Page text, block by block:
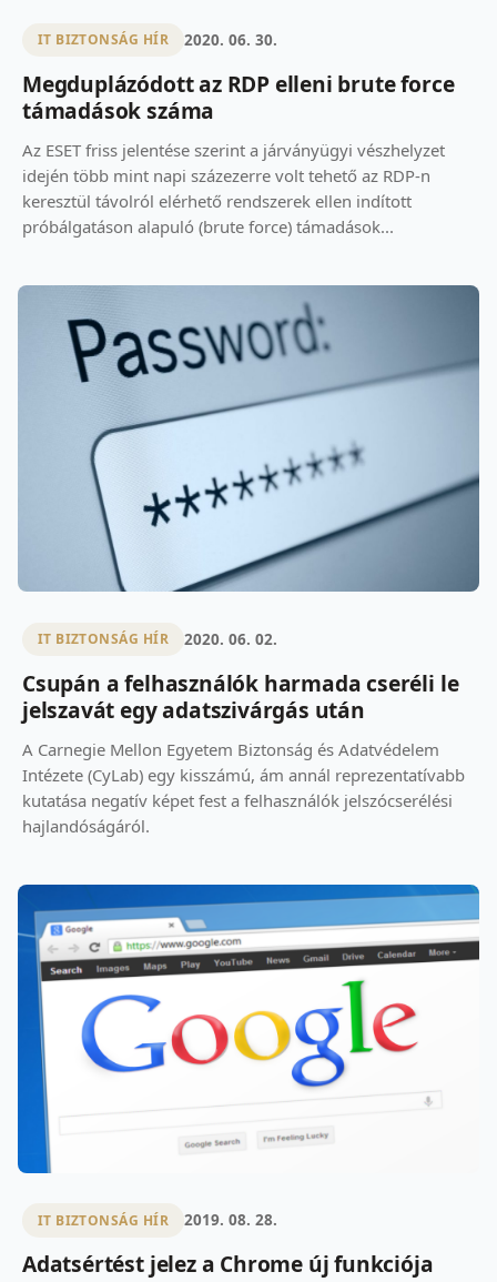
IT BIZTONSÁG HÍR 2020. 06. 30.
Megduplázódott az RDP elleni brute force
támadások száma
Az ESET friss jelentése szerint a járványügyi vészhelyzet
idején több mint napi százezerre volt tehető az RDP-n
keresztül távolról elérhető rendszerek ellen indított
próbálgatáson alapuló (brute force) támadások...
IT BIZTONSÁG HÍR 2020. 06. 02.
Csupán a felhasználók harmada cseréli le
jelszavát egy adatszivárgás után
A Carnegie Mellon Egyetem Biztonság és Adatvédelem
Intézete (CyLab) egy kisszámú, ám annál reprezentatívabb
kutatása negatív képet fest a felhasználók jelszócserélési
hajlandóságáról.
IT BIZTONSÁG HÍR 2019. 08. 28.
Adatsértést jelez a Chrome új funkciója